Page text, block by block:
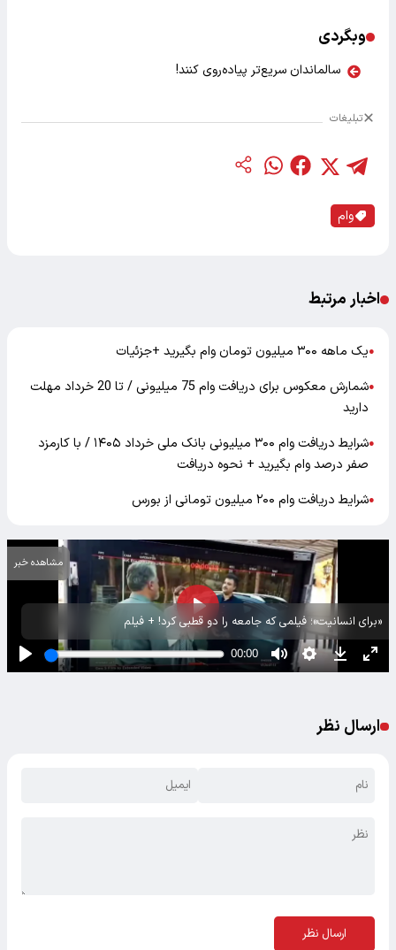
وبگردی
سالماندان سریع‌تر پیاده‌روی کنند!
تبلیغات
وام
اخبار مرتبط
●یک ماهه ۳۰۰ میلیون تومان وام بگیرید +جزئیات
●
شمارش معکوس برای دریافت وام 75 میلیونی / تا 20 خرداد مهلت
دارید
●
شرایط دریافت وام ۳۰۰ میلیونی بانک ملی خرداد ۱۴۰۵ / با کارمزد
صفر درصد وام بگیرید + نحوه دریافت
●شرایط دریافت وام ۲۰۰ میلیون تومانی از بورس
«برای انسانیت»؛ فیلمی که جامعه را دو قطبی کرد! + فیلم
مشاهده خبر
ارسال نظر
ارسال نظر